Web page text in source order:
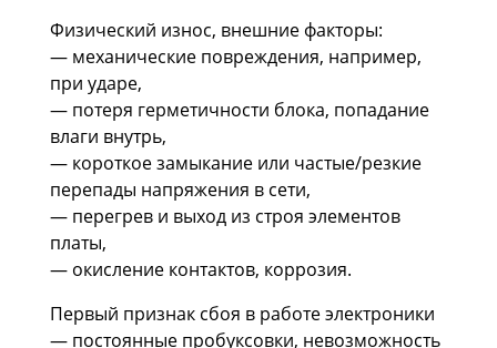
Физический износ, внешние факторы:
— механические повреждения, например,
при ударе,
— потеря герметичности блока, попадание
влаги внутрь,
— короткое замыкание или частые/резкие
перепады напряжения в сети,
— перегрев и выход из строя элементов
платы,
— окисление контактов, коррозия.
Первый признак сбоя в работе электроники
— постоянные пробуксовки, невозможность